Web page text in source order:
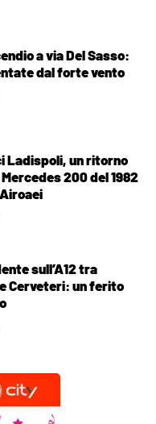
a via Del Sasso:
dal forte vento
Ladispoli, un ritorno
200 del 1982
sull’A12 tra
Cerveteri: un ferito